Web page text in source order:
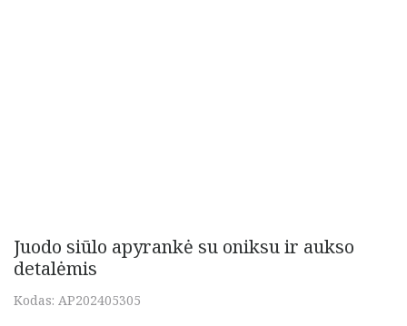
Juodo siūlo apyrankė su oniksu ir aukso
detalėmis
Kodas: AP202405305